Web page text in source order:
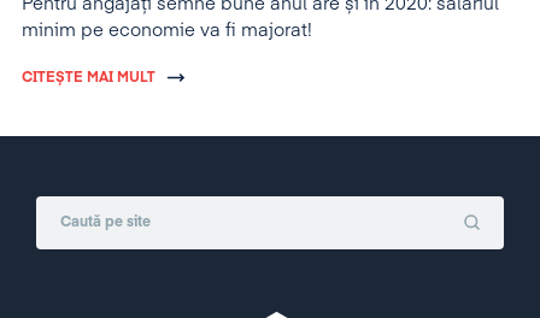
Pentru angajați semne bune anul are și în 2020: salariul
minim pe economie va fi majorat!
CITEȘTE MAI MULT